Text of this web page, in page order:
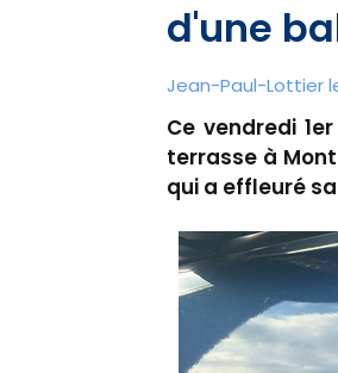
d'une
Jean-Paul-Lottier
Ce vendredi
terrasse à
qui a effleuré